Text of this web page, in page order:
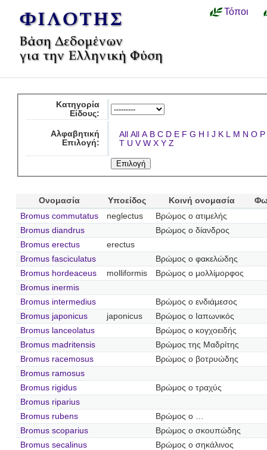
Τόποι
Κατηγορία
Είδους:
Αλφαβητική
Επιλογή:
All All A B C D E F G H I J K L M N O P
T U V W X Y Z
Ονομασία Υποείδος Κοινή ονομασία
Bromus commutatus
neglectus
Βρώμος ο ατιμελής
Bromus diandrus
Βρώμος ο δίανδρος
Bromus erectus
erectus
Bromus fasciculatus
Βρώμος ο φακελώδης
Bromus hordeaceus
molliformis
Βρώμος ο μολλίμορφος
Bromus inermis
Bromus intermedius
Βρώμος ο ενδιάμεσος
Bromus japonicus
japonicus
Βρώμος ο Ιαπωνικός
Bromus lanceolatus
Βρώμος ο κογχοειδής
Bromus madritensis
Βρώμος της Μαδρίτης
Bromus racemosus
Βρώμος ο βοτρυώδης
Bromus ramosus
Bromus rigidus
Βρώμος ο τραχύς
Bromus riparius
Bromus rubens
Βρώμος ο …
Bromus scoparius
Βρώμος ο σκουπώδης
Bromus secalinus
Βρώμος ο σηκάλινος